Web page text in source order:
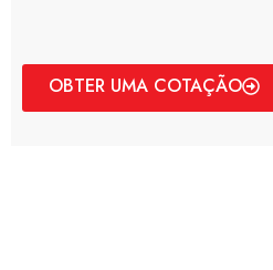
OBTER UMA COTAÇÃO